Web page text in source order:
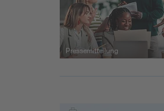
Pressemitteilung